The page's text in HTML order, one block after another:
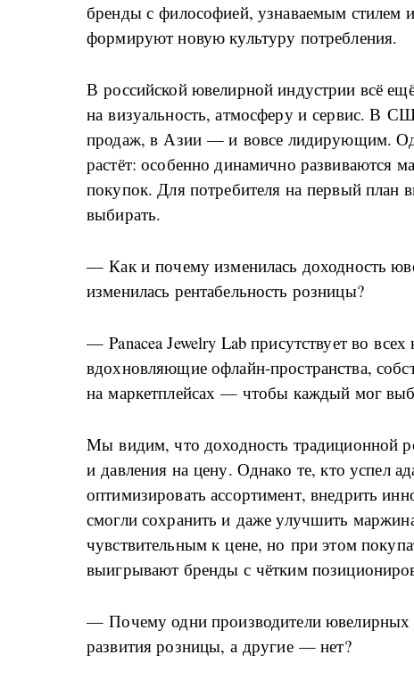
бренды с философией, узнаваемым стилем
формируют новую культуру потребления.
В российской ювелирной индустрии всё
на визуальность, атмосферу и сервис. В
продаж, в Азии — и вовсе лидирующим.
растёт: особенно динамично развиваются
покупок. Для потребителя на первый план
выбирать.
— Как и почему изменилась доходность
изменилась рентабельность розницы?
— Panacea Jewelry Lab присутствует во
вдохновляющие офлайн-пространства,
на маркетплейсах — чтобы каждый мог
Мы видим, что доходность традиционной
и давления на цену. Однако те, кто успел
оптимизировать ассортимент, внедрить
смогли сохранить и даже улучшить
чувствительным к цене, но при этом
выигрывают бренды с чётким
— Почему одни производители ювелирных
развития розницы, а другие — нет?